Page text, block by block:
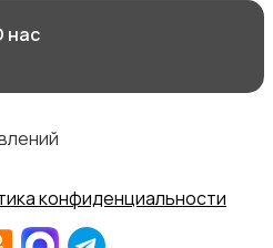
нас
конфиденциальности